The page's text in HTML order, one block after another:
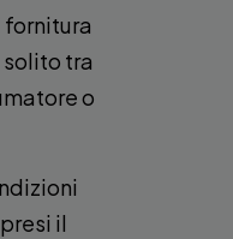
fornitura
tra
o
il